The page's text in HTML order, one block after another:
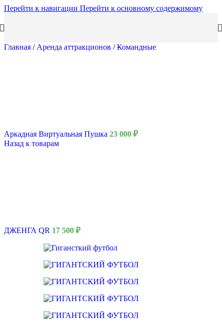
Перейти к навигации Перейти к основному содержимому
Главная / Аренда аттракционов / Командные
Аркадная Виртуальная Пушка 23 000 ₽
Назад к товарам
ДЖЕНГА QR 17 500 ₽